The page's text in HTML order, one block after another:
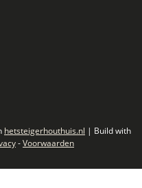
hetsteigerhouthuis.nl | Build with
-Voorwaarden